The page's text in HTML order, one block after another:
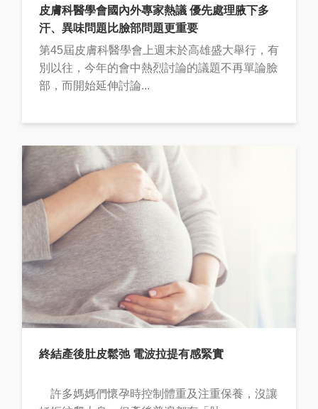
皮膚科醫學會國內外專家熱議 優先處理腋下多
汗、異味問題比臉部問題更重要
第45屆皮膚科醫學會上週末於高雄盛大舉行，有
別以往，今年的會中熱烈討論的議題不再單論臉
部，而開始延伸討論...
終結產後肚皮鬆弛 電波拉提有感緊實
許多媽媽們懷孕時控制體重及注重保養，沒讓